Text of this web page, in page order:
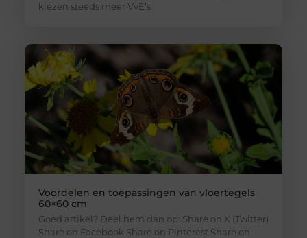
kiezen steeds meer VvE’s
Voordelen en toepassingen van vloertegels
60×60 cm
Goed artikel? Deel hem dan op: Share on X (Twitter)
Share on Facebook Share on Pinterest Share on